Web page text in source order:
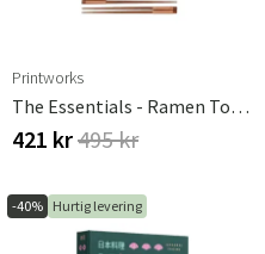
Printworks
The Essentials - Ramen Tools
421 kr495 kr
-40% Hurtig levering